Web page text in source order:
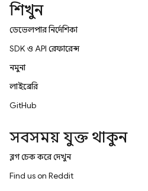
শিখুন
ডেভেলপার নির্দেশিকা
SDK ও API রেফারেন্স
নমুনা
লাইব্রেরি
GitHub
সবসময় যুক্ত থাকুন
ব্লগ চেক করে দেখুন
Find us on Reddit